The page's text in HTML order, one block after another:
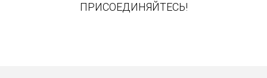
ПРИСОЕДИНЯЙТЕСЬ!